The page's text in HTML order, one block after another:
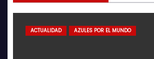
ACTUALIDAD AZULES POR EL MUNDO